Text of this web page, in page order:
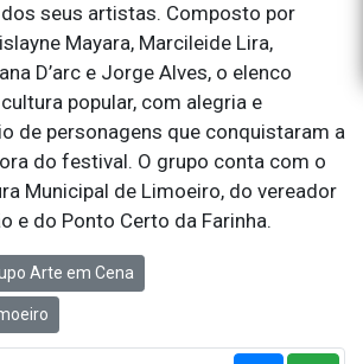
seus artistas. Composto por
Mayara, Marcileide Lira,
D’arc e Jorge Alves, o elenco
popular, com alegria e
de personagens que conquistaram a
do festival. O grupo conta com o
Municipal de Limoeiro, do vereador
e do Ponto Certo da Farinha.
Arte em Cena